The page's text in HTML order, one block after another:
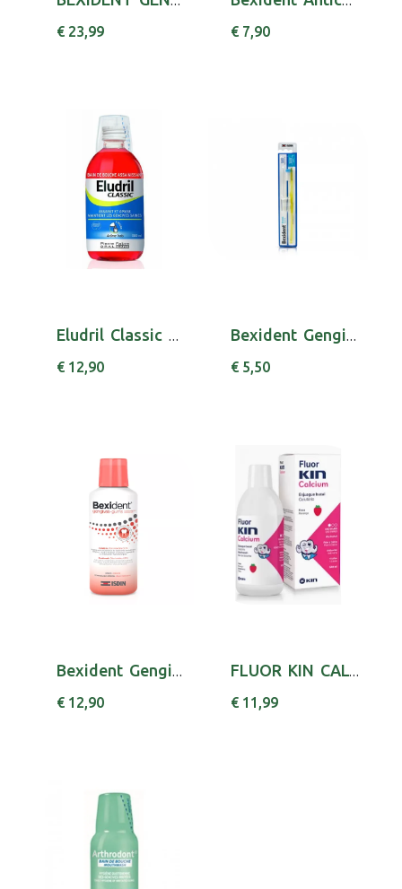
€ 23,99 € 7,90
Eludril Classic Colut 200ml
€ 12,90
Bexident Gengivas Esc Dent Macia
€ 5,50
Bexident Gengivas Colut Chx 250ml
€ 12,90
FLUOR KIN CALCIUM COLUT MORANGO 500 ML
€ 11,99